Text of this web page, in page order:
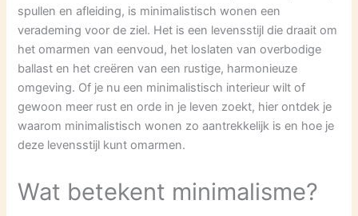
spullen en afleiding, is minimalistisch wonen een
verademing voor de ziel. Het is een levensstijl die draait om
het omarmen van eenvoud, het loslaten van overbodige
ballast en het creëren van een rustige, harmonieuze
omgeving. Of je nu een minimalistisch interieur wilt of
gewoon meer rust en orde in je leven zoekt, hier ontdek je
waarom minimalistisch wonen zo aantrekkelijk is en hoe je
deze levensstijl kunt omarmen.
Wat betekent minimalisme?